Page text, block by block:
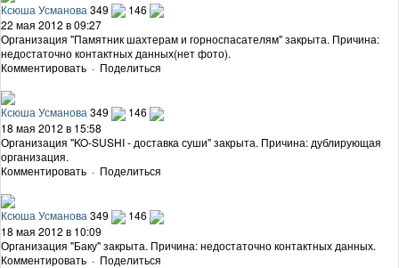
Ксюша Усманова 349
146
22 мая 2012 в 09:27
Организация "Памятник шахтерам и горноспасателям" закрыта. Причина:
недостаточно контактных данных(нет фото).
Комментировать · Поделиться
Ксюша Усманова 349
146
18 мая 2012 в 15:58
Организация "KO-SUSHI - доставка суши" закрыта. Причина: дублирующая
организация.
Комментировать · Поделиться
Ксюша Усманова 349
146
18 мая 2012 в 10:09
Организация "Баку" закрыта. Причина: недостаточно контактных данных.
Комментировать · Поделиться